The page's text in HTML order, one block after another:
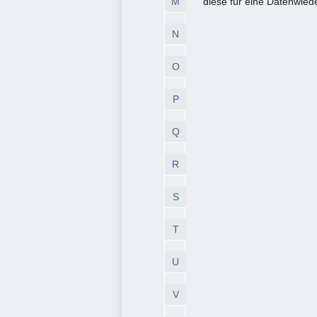
N
O
P
Q
R
S
T
U
V